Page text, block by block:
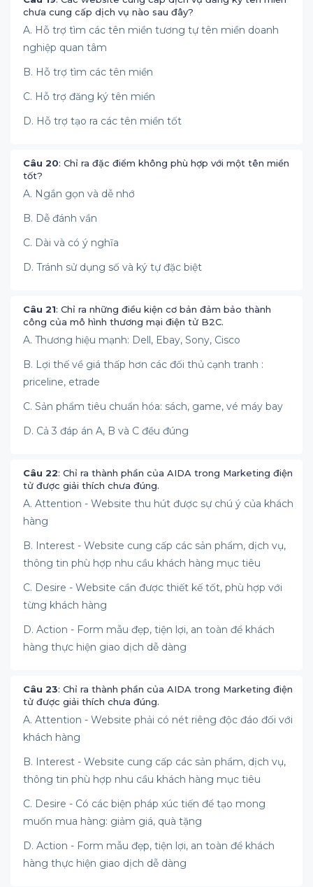
chưa cung cấp dịch vụ nào sau đây?
A. Hỗ trợ tìm các tên miền tương tự tên miền doanh
nghiệp quan tâm
B. Hỗ trợ tìm các tên miền
C. Hỗ trợ đăng ký tên miền
D. Hỗ trợ tạo ra các tên miền tốt
Câu 20: Chỉ ra đặc điểm không phù hợp với một tên miền
tốt?
A. Ngắn gọn và dễ nhớ
B. Dễ đánh vần
C. Dài và có ý nghĩa
D. Tránh sử dụng số và ký tự đặc biệt
Câu 21: Chỉ ra những điều kiện cơ bản đảm bảo thành
công của mô hình thương mại điện tử B2C.
A. Thương hiệu mạnh: Dell, Ebay, Sony, Cisco
B. Lợi thế về giá thấp hơn các đối thủ cạnh tranh :
priceline, etrade
C. Sản phẩm tiêu chuẩn hóa: sách, game, vé máy bay
D. Cả 3 đáp án A, B và C đều đúng
Câu 22: Chỉ ra thành phần của AIDA trong Marketing điện
tử được giải thích chưa đúng.
A. Attention - Website thu hút được sự chú ý của khách
hàng
B. Interest - Website cung cấp các sản phẩm, dịch vụ,
thông tin phù hợp nhu cầu khách hàng mục tiêu
C. Desire - Website cần được thiết kế tốt, phù hợp với
từng khách hàng
D. Action - Form mẫu đẹp, tiện lợi, an toàn để khách
hàng thực hiện giao dịch dễ dàng
Câu 23: Chỉ ra thành phần của AIDA trong Marketing điện
tử được giải thích chưa đúng.
A. Attention - Website phải có nét riêng độc đáo đối với
khách hàng
B. Interest - Website cung cấp các sản phẩm, dịch vụ,
thông tin phù hợp nhu cầu khách hàng mục tiêu
C. Desire - Có các biện pháp xúc tiến để tạo mong
muốn mua hàng: giảm giá, quà tặng
D. Action - Form mẫu đẹp, tiện lợi, an toàn để khách
hàng thực hiện giao dịch dễ dàng